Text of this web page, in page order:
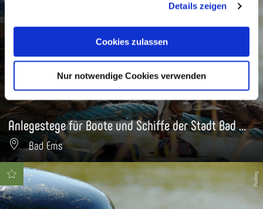
Cookies, wenn Sie unsere Webseite weiterhin nutzen.
Details zeigen
Cookies zulassen
Nur notwendige Cookies verwenden
Anlegestege für Boote und Schiffe der Stadt Bad Ems
Bad Ems
Pixabay